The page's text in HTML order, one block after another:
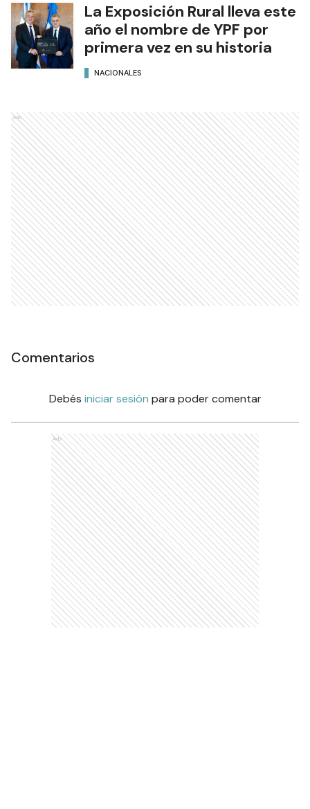
La Exposición Rural lleva este
año el nombre de YPF por
primera vez en su historia
NACIONALES
Ads
Comentarios
Debés iniciar sesión para poder comentar
Ads